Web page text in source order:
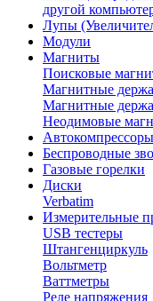
другой
Лупы
Модули
Магниты
Поисковые
Магнитные
Магнитные
Неодимовые
Автокомпрессоры
Беспроводные
Газовые горелки
Диски
Verbatim
Измерительные
USB тестеры
Штангенциркуль
Вольтметр
Ваттметры
Реле напряжения